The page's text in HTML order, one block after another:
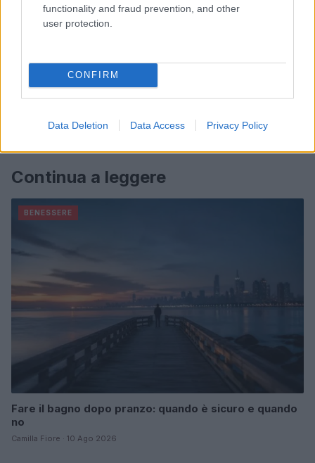
functionality and fraud prevention, and other
user protection.
CONFIRM
Data Deletion Data Access Privacy Policy
Continua a leggere
BENESSERE
Fare il bagno dopo pranzo: quando è sicuro e quando
no
Camilla Fiore · 10 Ago 2026